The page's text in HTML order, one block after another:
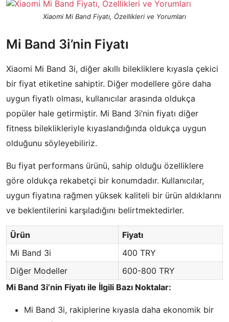
Xiaomi Mi Band Fiyatı, Özellikleri ve Yorumları
Mi Band 3i’nin Fiyatı
Xiaomi Mi Band 3i, diğer akıllı bilekliklere kıyasla çekici
bir fiyat etiketine sahiptir. Diğer modellere göre daha
uygun fiyatlı olması, kullanıcılar arasında oldukça
popüler hale getirmiştir. Mi Band 3i’nin fiyatı diğer
fitness bileklikleriyle kıyaslandığında oldukça uygun
olduğunu söyleyebiliriz.
Bu fiyat performans ürünü, sahip olduğu özelliklere
göre oldukça rekabetçi bir konumdadır. Kullanıcılar,
uygun fiyatına rağmen yüksek kaliteli bir ürün aldıklarını
ve beklentilerini karşıladığını belirtmektedirler.
Ürün
Fiyatı
Mi Band 3i
400 TRY
Diğer Modeller
600-800 TRY
Mi Band 3i’nin Fiyatı ile İlgili Bazı Noktalar:
Mi Band 3i, rakiplerine kıyasla daha ekonomik bir